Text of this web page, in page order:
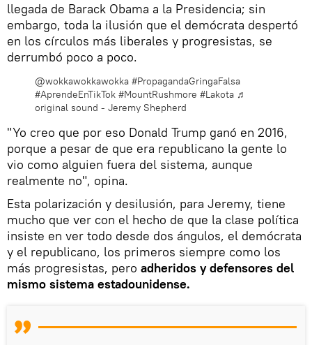
llegada de Barack Obama a la Presidencia; sin
embargo, toda la ilusión que el demócrata despertó
en los círculos más liberales y progresistas, se
derrumbó poco a poco.
@wokkawokkawokka #PropagandaGringaFalsa
#AprendeEnTikTok #MountRushmore #Lakota ♬
original sound - Jeremy Shepherd
"Yo creo que por eso Donald Trump ganó en 2016,
porque a pesar de que era republicano la gente lo
vio como alguien fuera del sistema, aunque
realmente no", opina.
Esta polarización y desilusión, para Jeremy, tiene
mucho que ver con el hecho de que la clase política
insiste en ver todo desde dos ángulos, el demócrata
y el republicano, los primeros siempre como los
más progresistas, pero adheridos y defensores del
mismo sistema estadounidense.